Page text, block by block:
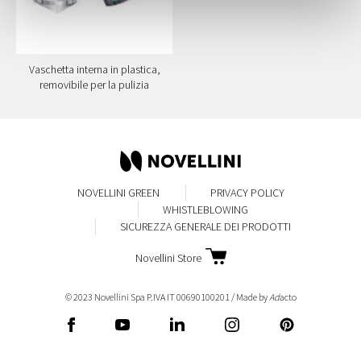
Vaschetta interna in plastica,
removibile per la pulizia
NOVELLINI GREEN
PRIVACY POLICY
WHISTLEBLOWING
SICUREZZA GENERALE DEI PRODOTTI
Novellini Store
© 2023 Novellini Spa P.IVA IT 00690100201 / Made by Adacto